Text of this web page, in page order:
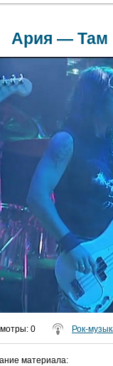
Ария — Там
: 0 Рок-
материала: